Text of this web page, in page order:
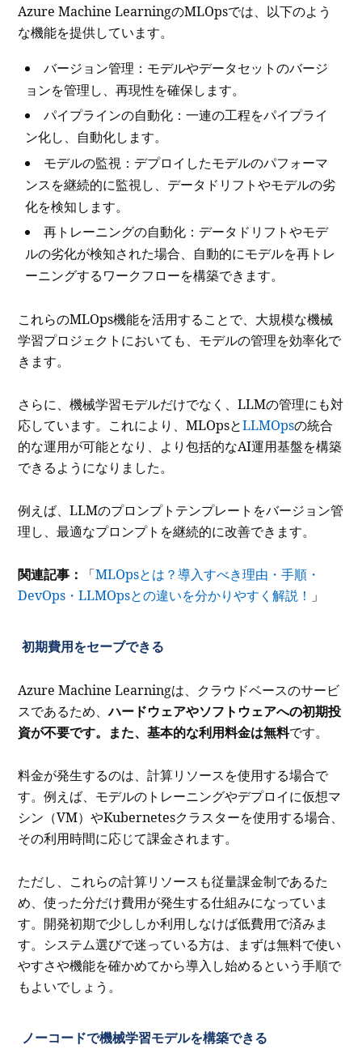
Azure Machine LearningのMLOpsでは、以下のよう
な機能を提供しています。
バージョン管理：モデルやデータセットのバージ
ョンを管理し、再現性を確保します。
パイプラインの自動化：一連の工程をパイプライ
ン化し、自動化します。
モデルの監視：デプロイしたモデルのパフォーマ
ンスを継続的に監視し、データドリフトやモデルの劣
化を検知します。
再トレーニングの自動化：データドリフトやモデ
ルの劣化が検知された場合、自動的にモデルを再トレ
ーニングするワークフローを構築できます。
これらのMLOps機能を活用することで、大規模な機械
学習プロジェクトにおいても、モデルの管理を効率化で
きます。
さらに、機械学習モデルだけでなく、LLMの管理にも対
応しています。これにより、MLOpsとLLMOpsの統合
的な運用が可能となり、より包括的なAI運用基盤を構築
できるようになりました。
例えば、LLMのプロンプトテンプレートをバージョン管
理し、最適なプロンプトを継続的に改善できます。
関連記事： 「MLOpsとは？導入すべき理由・手順・
DevOps・LLMOpsとの違いを分かりやすく解説！ 」
初期費用をセーブできる
Azure Machine Learningは、クラウドベースのサービ
スであるため、ハードウェアやソフトウェアへの初期投
資が不要です。また、基本的な利用料金は無料です。
料金が発生するのは、計算リソースを使用する場合で
す。例えば、モデルのトレーニングやデプロイに仮想マ
シン（VM）やKubernetesクラスターを使用する場合、
その利用時間に応じて課金されます。
ただし、これらの計算リソースも従量課金制であるた
め、使った分だけ費用が発生する仕組みになっていま
す。開発初期で少ししか利用しなけば低費用で済みま
す。システム選びで迷っている方は、まずは無料で使い
やすさや機能を確かめてから導入し始めるという手順で
もよいでしょう。
ノーコードで機械学習モデルを構築できる